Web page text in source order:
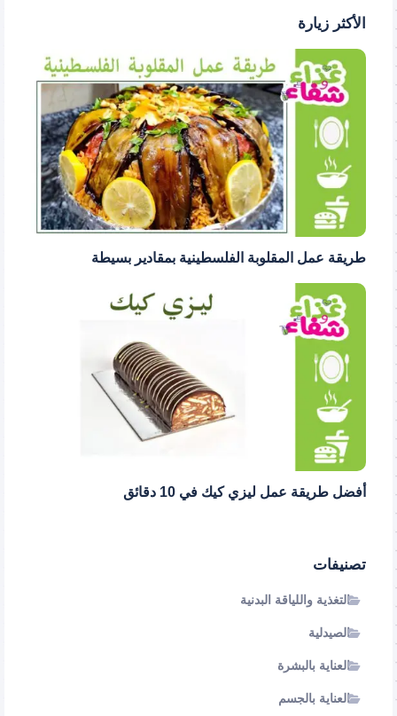
الأكثر زيارة
طريقة عمل المقلوبة الفلسطينية بمقادير بسيطة
أفضل طريقة عمل ليزي كيك في 10 دقائق
تصنيفات
التغذية واللياقة البدنية
الصيدلية
العناية بالبشرة
العناية بالجسم